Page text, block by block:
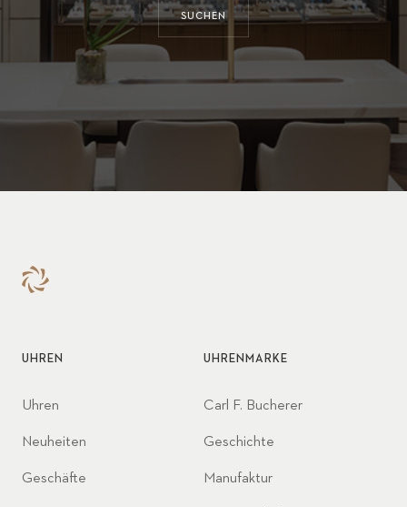
SUCHEN
UHREN
Uhren
Neuheiten
Geschäfte
UHRENMARKE
Carl F. Bucherer
Geschichte
Manufaktur